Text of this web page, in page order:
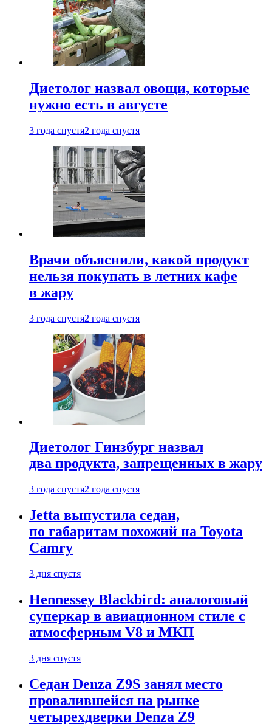
Диетолог назвал овощи, которые
нужно есть в августе
3 года спустя2 года спустя
Врачи объяснили, какой продукт
нельзя покупать в летних кафе
в жару
3 года спустя2 года спустя
Диетолог Гинзбург назвал
два продукта, запрещенных в жару
3 года спустя2 года спустя
Jetta выпустила седан,
по габаритам похожий на Toyota
Camry
3 дня спустя
Hennessey Blackbird: аналоговый
суперкар в авиационном стиле с
атмосферным V8 и МКП
3 дня спустя
Седан Denza Z9S занял место
провалившейся на рынке
четырехдверки Denza Z9